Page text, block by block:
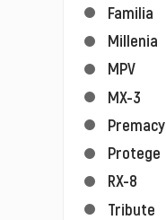
Familia
Millenia
MPV
MX-3
Premacy
Protege
RX-8
Tribute